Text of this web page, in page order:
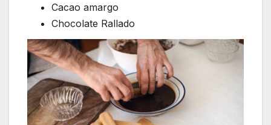
Cacao amargo
Chocolate Rallado